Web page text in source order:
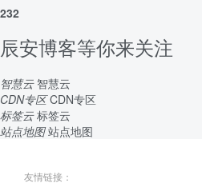
232
辰安博客等你来关注
智慧云 智慧云
CDN专区 CDN专区
标签云 标签云
站点地图 站点地图
友情链接：